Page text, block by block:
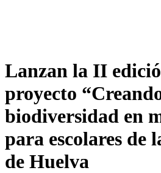
Lanzan la II
proyecto
biodiversidad en
para escolares de
de Huelva